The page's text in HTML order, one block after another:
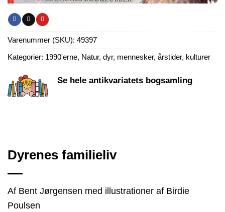
Varenummer (SKU): 49397
Kategorier: 1990'erne, Natur, dyr, mennesker, årstider, kulturer
Se hele antikvariatets bogsamling
Dyrenes familieliv
Af Bent Jørgensen med illustrationer af Birdie
Poulsen